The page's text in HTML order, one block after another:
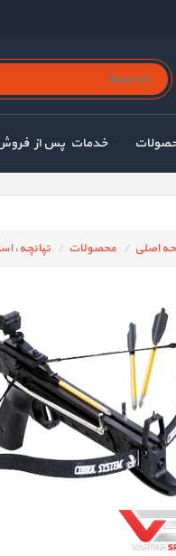
خدمات پس از
اصلی محصولات تپانچه،